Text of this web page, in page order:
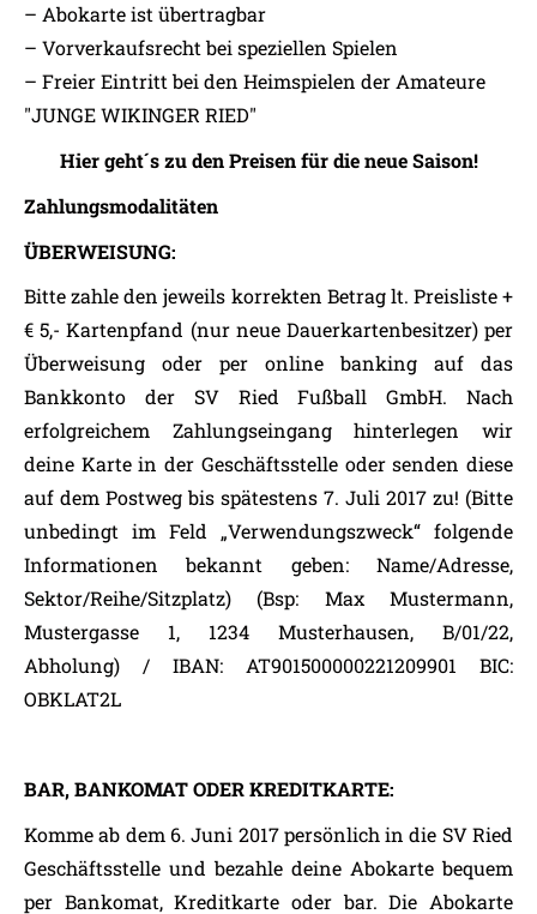
– Abokarte ist übertragbar
– Vorverkaufsrecht bei speziellen Spielen
– Freier Eintritt bei den Heimspielen der Amateure
"JUNGE WIKINGER RIED"
Hier geht´s zu den Preisen für die neue Saison!
Zahlungsmodalitäten
ÜBERWEISUNG:
Bitte zahle den jeweils korrekten Betrag lt. Preisliste +
€ 5,- Kartenpfand (nur neue Dauerkartenbesitzer) per
Überweisung oder per online banking auf das
Bankkonto der SV Ried Fußball GmbH. Nach
erfolgreichem Zahlungseingang hinterlegen wir
deine Karte in der Geschäftsstelle oder senden diese
auf dem Postweg bis spätestens 7. Juli 2017 zu! (Bitte
unbedingt im Feld „Verwendungszweck“ folgende
Informationen bekannt geben: Name/Adresse,
Sektor/Reihe/Sitzplatz) (Bsp: Max Mustermann,
Mustergasse 1, 1234 Musterhausen, B/01/22,
Abholung) / IBAN: AT901500000221209901 BIC:
OBKLAT2L
BAR, BANKOMAT ODER KREDITKARTE:
Komme ab dem 6. Juni 2017 persönlich in die SV Ried
Geschäftsstelle und bezahle deine Abokarte bequem
per Bankomat, Kreditkarte oder bar. Die Abokarte